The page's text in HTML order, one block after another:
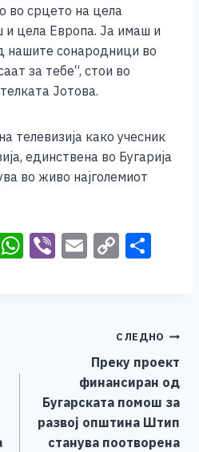
во срцето на цела
и цела Европа. Ја имаш и
нашите сонародници во
за тебе“, стои во
Јотова.
телевизија како учесник
единствена во Бугарија
во живо најголемиот
W Vi E C
Li
n
k
СЛЕДНО
Преку проект
финансиран од
Бугарската помош за
развој општина Штип
станува поотворена